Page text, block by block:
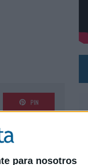
para nosotros
PIN